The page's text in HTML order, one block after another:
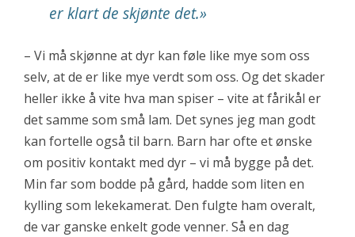
er klart de skjønte det.»
– Vi må skjønne at dyr kan føle like mye som oss
selv, at de er like mye verdt som oss. Og det skader
heller ikke å vite hva man spiser – vite at fårikål er
det samme som små lam. Det synes jeg man godt
kan fortelle også til barn. Barn har ofte et ønske
om positiv kontakt med dyr – vi må bygge på det.
Min far som bodde på gård, hadde som liten en
kylling som lekekamerat. Den fulgte ham overalt,
de var ganske enkelt gode venner. Så en dag